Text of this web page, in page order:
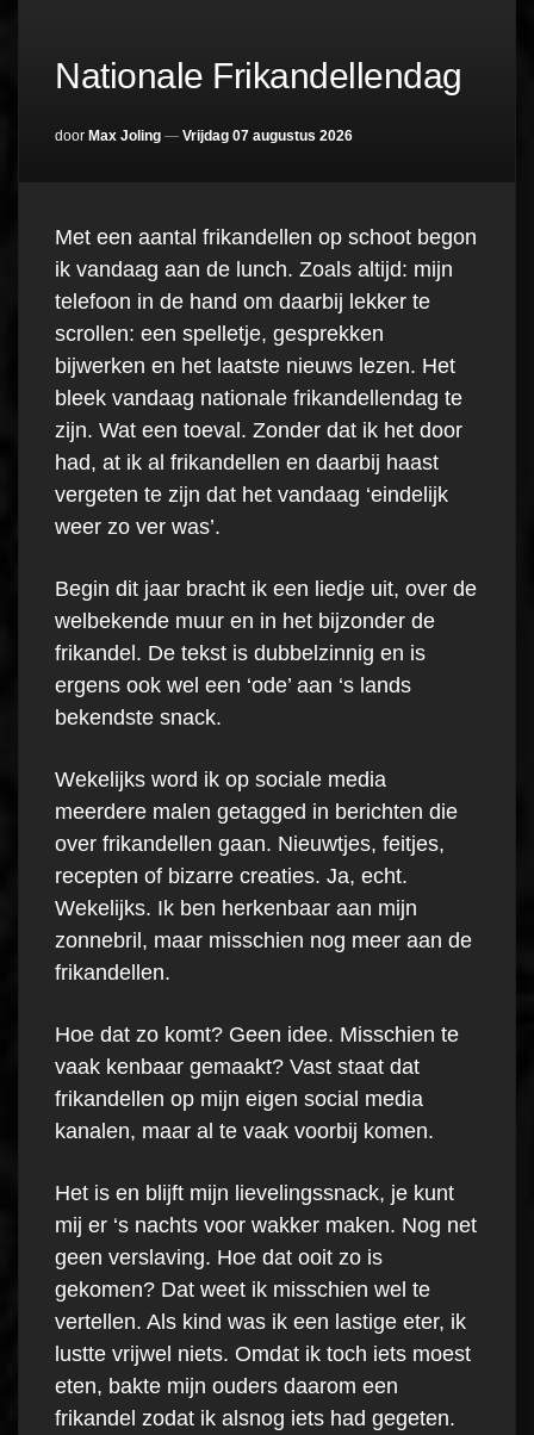
Nationale Frikandellendag
door Max Joling Vrijdag 07 augustus 2026
Met een aantal frikandellen op schoot begon
ik vandaag aan de lunch. Zoals altijd: mijn
telefoon in de hand om daarbij lekker te
scrollen: een spelletje, gesprekken
bijwerken en het laatste nieuws lezen. Het
bleek vandaag nationale frikandellendag te
zijn. Wat een toeval. Zonder dat ik het door
had, at ik al frikandellen en daarbij haast
vergeten te zijn dat het vandaag ‘eindelijk
weer zo ver was’.
Begin dit jaar bracht ik een liedje uit, over de
welbekende muur en in het bijzonder de
frikandel. De tekst is dubbelzinnig en is
ergens ook wel een ‘ode’ aan ‘s lands
bekendste snack.
Wekelijks word ik op sociale media
meerdere malen getagged in berichten die
over frikandellen gaan. Nieuwtjes, feitjes,
recepten of bizarre creaties. Ja, echt.
Wekelijks. Ik ben herkenbaar aan mijn
zonnebril, maar misschien nog meer aan de
frikandellen.
Hoe dat zo komt? Geen idee. Misschien te
vaak kenbaar gemaakt? Vast staat dat
frikandellen op mijn eigen social media
kanalen, maar al te vaak voorbij komen.
Het is en blijft mijn lievelingssnack, je kunt
mij er ‘s nachts voor wakker maken. Nog net
geen verslaving. Hoe dat ooit zo is
gekomen? Dat weet ik misschien wel te
vertellen. Als kind was ik een lastige eter, ik
lustte vrijwel niets. Omdat ik toch iets moest
eten, bakte mijn ouders daarom een
frikandel zodat ik alsnog iets had gegeten.